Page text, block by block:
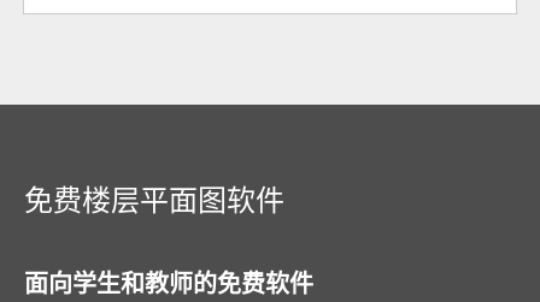
免费楼层平面图软件
面向学生和教师的免费软件